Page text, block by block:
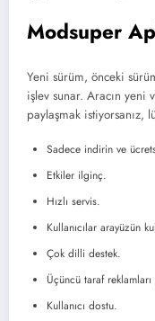
Modsuper
Yeni sürüm, önceki
işlev sunar. Aracın yeni
paylaşmak istiyorsanız,
Sadece indirin ve
Etkiler ilginç.
Hızlı servis.
Kullanıcılar arayüzün
Çok dilli destek.
Üçüncü taraf reklamları
Kullanıcı dostu.